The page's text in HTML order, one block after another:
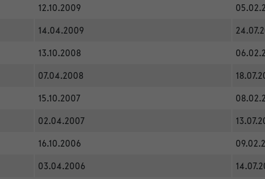
12.10.2009
14.04.2009
13.10.2008
07.04.2008
15.10.2007
02.04.2007
16.10.2006
03.04.2006